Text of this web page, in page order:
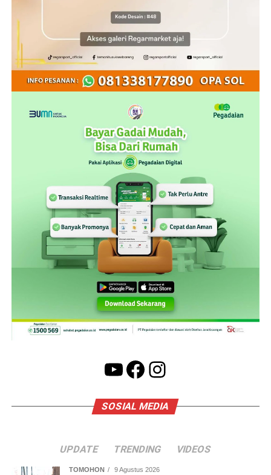
YouTube
Facebook
Instagram
SOSIAL MEDIA
UPDATE TRENDING VIDEOS
TOMOHON 9 Agustus 2026